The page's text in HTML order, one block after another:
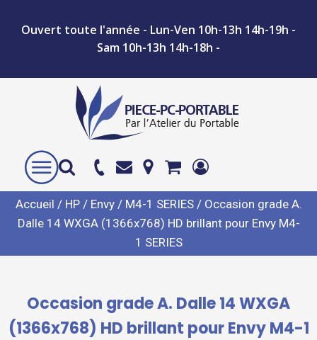
Ouvert toute l'année - Lun-Ven 10h-13h 14h-19h -
Sam 10h-13h 14h-18h -
Accueil / HP/ Envy/ M4-1 SERIES/ Occasion grade A.
Dalle 14 WXGA (1366x768) HD brillant pour Envy M4-
1 SERIES
Occasion grade A. Dalle 14 WXGA
(1366x768) HD brillant pour Envy M4-1